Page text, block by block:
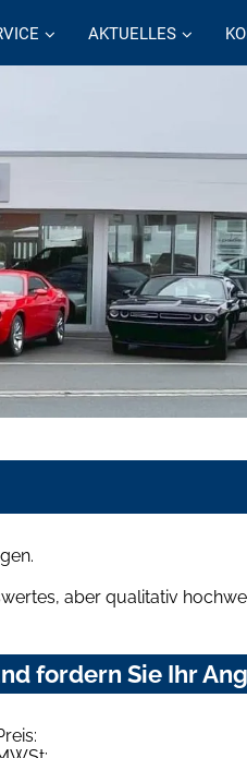
AKTUELLES
aber qualitativ
fordern Sie Ihr